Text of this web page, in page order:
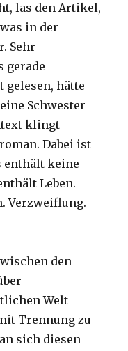
las den Artikel,
in der
Sehr
gerade
gelesen, hätte
Schwester
klingt
Dabei ist
enthält keine
Leben.
Verzweiflung.
den
Welt
Trennung zu
sich diesen